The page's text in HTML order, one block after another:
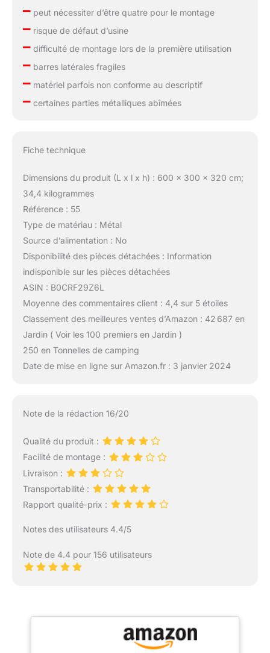
–peut nécessiter d’être quatre pour le montage
–risque de défaut d’usine
–difficulté de montage lors de la première utilisation
–barres latérales fragiles
–matériel parfois non conforme au descriptif
–certaines parties métalliques abîmées
Fiche technique
Dimensions du produit (L x l x h) : 600 x 300 x 320 cm;
34,4 kilogrammes
Référence : 55
Type de matériau : Métal
Source d’alimentation : No
Disponibilité des pièces détachées : Information
indisponible sur les pièces détachées
ASIN : B0CRF29Z6L
Moyenne des commentaires client : 4,4 sur 5 étoiles
Classement des meilleures ventes d’Amazon : 42 687 en
Jardin ( Voir les 100 premiers en Jardin )
250 en Tonnelles de camping
Date de mise en ligne sur Amazon.fr : 3 janvier 2024
Note de la rédaction 16/20
Qualité du produit :
Facilité de montage :
Livraison :
Transportabilité :
Rapport qualité-prix :
Notes des utilisateurs 4.4/5
Note de 4.4 pour 156 utilisateurs